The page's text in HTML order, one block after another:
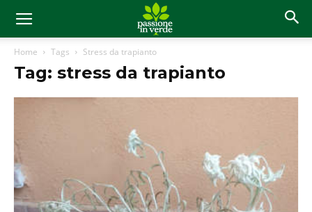
Home Tags Stress da trapianto
Tag: stress da trapianto